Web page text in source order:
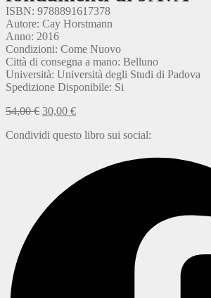
ISBN: 9788891617378
Autore: Cay Horstmann
Anno: 2016
Condizioni: Come Nuovo
Città di consegna a mano: Belluno
Università: Università degli Studi di Padova
Spedizione Disponibile: Si
54,00€ 30,00 €
Condividi questo libro sui social: